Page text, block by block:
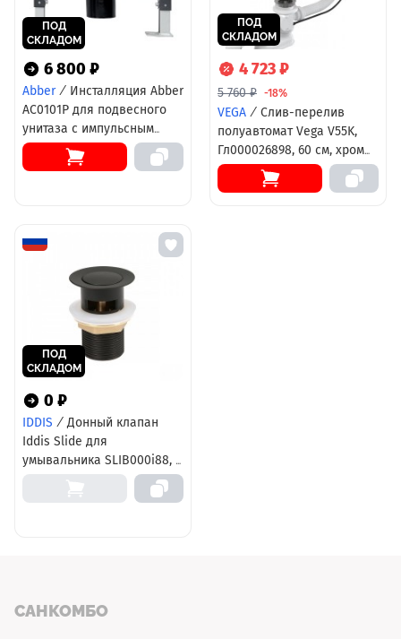
ПОД
СКЛАДОМ
6 800 ₽
Abber / Инсталляция Abber
AC0101P для подвесного
унитаза с импульсным
смывом
ПОД
СКЛАДОМ
4 723 ₽
5 760 ₽ -18%
VEGA / Слив-перелив
полуавтомат Vega V55K,
Гл000026898, 60 см, хром
матовый
ПОД
СКЛАДОМ
0 ₽
IDDIS /Донный клапан
Iddis Slide для
умывальника SLIB000i88, с
переливом, черный
САНКОМБО